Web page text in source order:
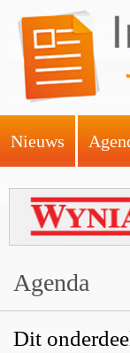
Nieuws
Agenda
Dit